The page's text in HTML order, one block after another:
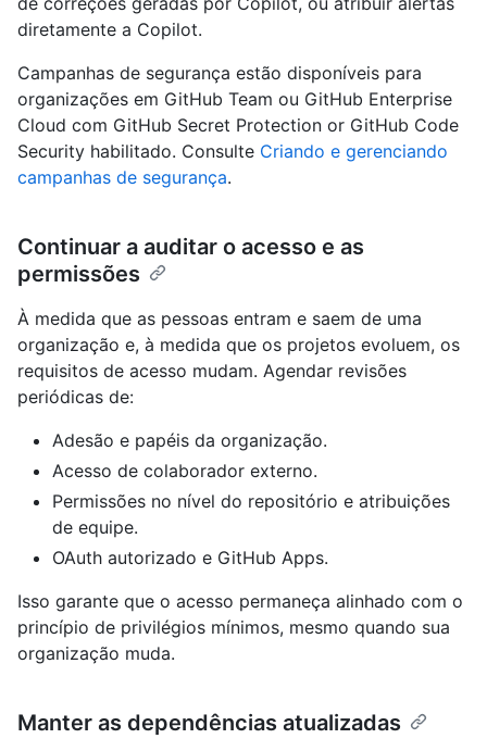
diretamente a Copilot.
Campanhas de segurança estão disponíveis para
organizações em GitHub Team ou GitHub Enterprise
Cloud com GitHub Secret Protection or GitHub Code
Security habilitado. Consulte Criando e gerenciando
campanhas de segurança.
Continuar a auditar o acesso e as
permissões
À medida que as pessoas entram e saem de uma
organização e, à medida que os projetos evoluem, os
requisitos de acesso mudam. Agendar revisões
periódicas de:
Adesão e papéis da organização.
Acesso de colaborador externo.
Permissões no nível do repositório e atribuições
de equipe.
OAuth autorizado e GitHub Apps.
Isso garante que o acesso permaneça alinhado com o
princípio de privilégios mínimos, mesmo quando sua
organização muda.
Manter as dependências atualizadas